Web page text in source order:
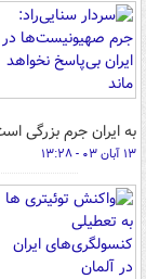
به ایران جرم بزرگی
۱۳ آبان ۰۳ - ۱۳:۲۸